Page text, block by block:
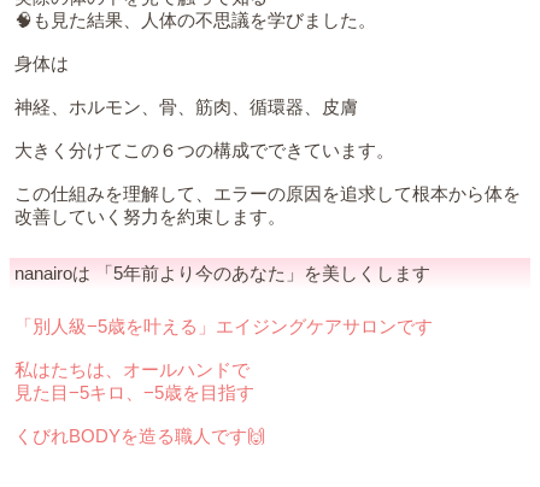
🧠も見た結果、人体の不思議を学びました。
身体は
神経、ホルモン、骨、筋肉、循環器、皮膚
大きく分けてこの６つの構成でできています。
この仕組みを理解して、エラーの原因を追求して根本から体を
改善していく努力を約束します。
nanairoは 「5年前より今のあなた」を美しくします
「別人級−5歳を叶える」エイジングケアサロンです
私はたちは、オールハンドで
見た目−5キロ、−5歳を目指す
くびれBODYを造る職人です🙌